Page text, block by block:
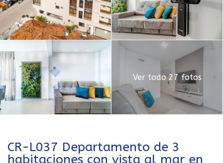
Ver todo 27 fotos
CR-L037 Departamento de 3
habitaciones con vista al mar en